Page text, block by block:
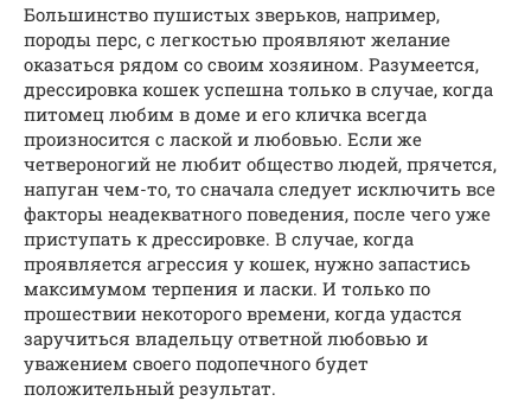
Большинство пушистых зверьков, например,
породы перс, с легкостью проявляют желание
оказаться рядом со своим хозяином. Разумеется,
дрессировка кошек успешна только в случае, когда
питомец любим в доме и его кличка всегда
произносится с лаской и любовью. Если же
четвероногий не любит общество людей, прячется,
напуган чем-то, то сначала следует исключить все
факторы неадекватного поведения, после чего уже
приступать к дрессировке. В случае, когда
проявляется агрессия у кошек, нужно запастись
максимумом терпения и ласки. И только по
прошествии некоторого времени, когда удастся
заручиться владельцу ответной любовью и
уважением своего подопечного будет
положительный результат.